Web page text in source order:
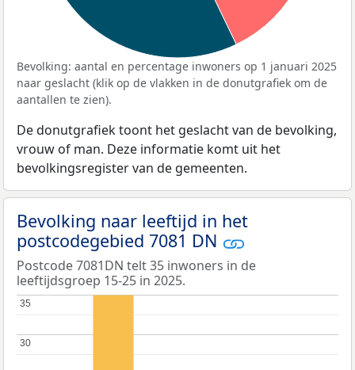
Bevolking: aantal en percentage inwoners op 1 januari 2025
naar geslacht (klik op de vlakken in de donutgrafiek om de
aantallen te zien).
De donutgrafiek toont het geslacht van de bevolking,
vrouw of man. Deze informatie komt uit het
bevolkingsregister van de gemeenten.
Bevolking naar leeftijd in het
postcodegebied 7081 DN
Postcode 7081DN telt 35 inwoners in de
leeftijdsgroep 15-25 in 2025.
30
30
35
35